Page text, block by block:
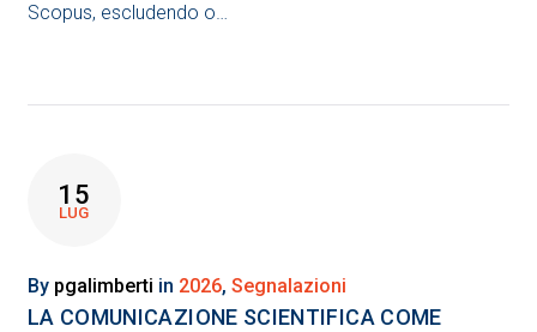
Scopus, escludendo o…
15
LUG
By pgalimberti in 2026, Segnalazioni
LA COMUNICAZIONE SCIENTIFICA COME